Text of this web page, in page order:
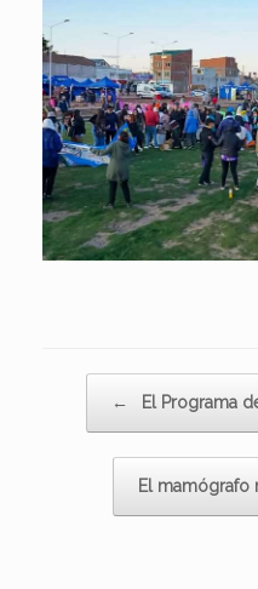
← El Programa
El mamógrafo